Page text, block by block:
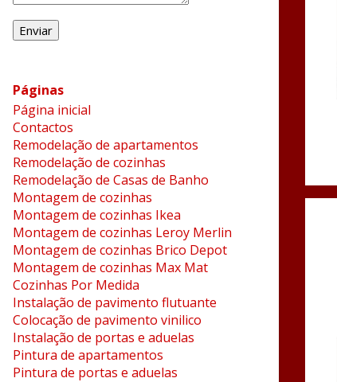
Páginas
Página inicial
Contactos
Remodelação de apartamentos
Remodelação de cozinhas
Remodelação de Casas de Banho
Montagem de cozinhas
Montagem de cozinhas Ikea
Montagem de cozinhas Leroy Merlin
Montagem de cozinhas Brico Depot
Montagem de cozinhas Max Mat
Cozinhas Por Medida
Instalação de pavimento flutuante
Colocação de pavimento vinilico
Instalação de portas e aduelas
Pintura de apartamentos
Pintura de portas e aduelas